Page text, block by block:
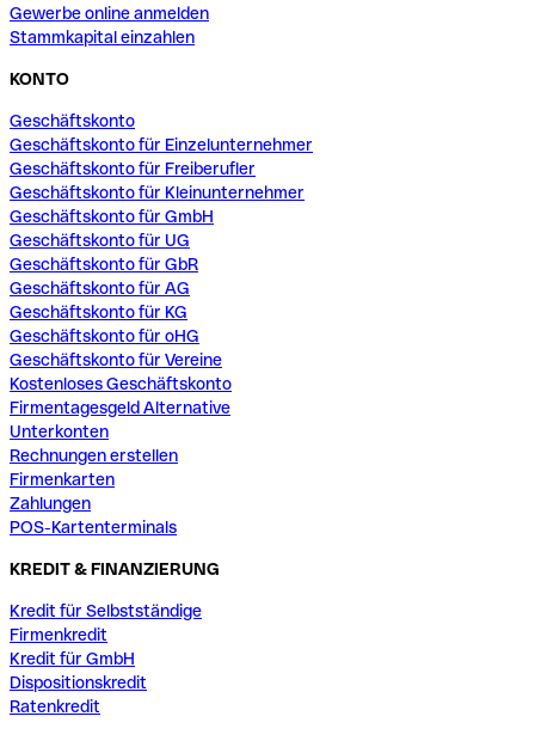
Gewerbe online anmelden
Stammkapital einzahlen
KONTO
Geschäftskonto
Geschäftskonto für Einzelunternehmer
Geschäftskonto für Freiberufler
Geschäftskonto für Kleinunternehmer
Geschäftskonto für GmbH
Geschäftskonto für UG
Geschäftskonto für GbR
Geschäftskonto für AG
Geschäftskonto für KG
Geschäftskonto für oHG
Geschäftskonto für Vereine
Kostenloses Geschäftskonto
Firmentagesgeld Alternative
Unterkonten
Rechnungen erstellen
Firmenkarten
Zahlungen
POS-Kartenterminals
KREDIT & FINANZIERUNG
Kredit für Selbstständige
Firmenkredit
Kredit für GmbH
Dispositionskredit
Ratenkredit